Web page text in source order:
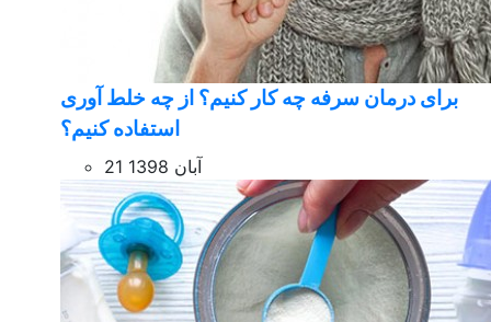
برای درمان سرفه چه کار کنیم؟ از چه خلط آوری
استفاده کنیم؟
21 آبان 1398